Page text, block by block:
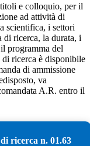
e colloquio, per il
ad attività di
scientifica, i settori
ricerca, la durata, i
programma del
ricerca è disponibile
di ammissione
va
A.R. entro il
ricerca n. 01.63